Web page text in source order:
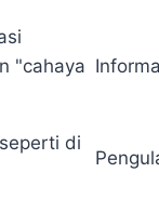
"cahaya
di